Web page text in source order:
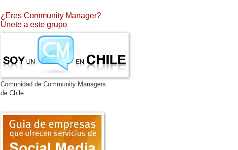
¿Eres Community Manager?
Únete a este grupo
Comunidad de Community Managers
de Chile